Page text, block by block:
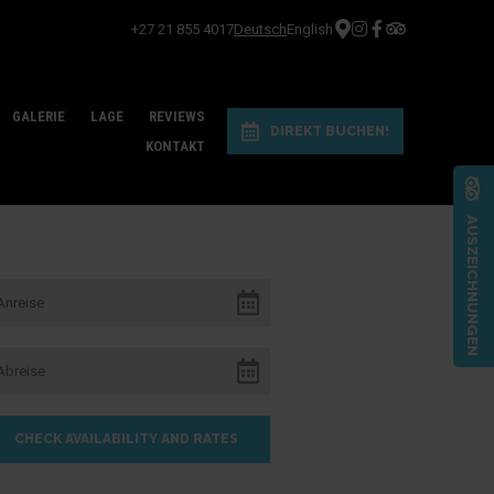
DeutschEnglish
+27 21 855 4017
DIREKT BUCHEN!
GALERIE LAGE
REVIEWS
KONTAKT
AUSZEICHNUNGEN